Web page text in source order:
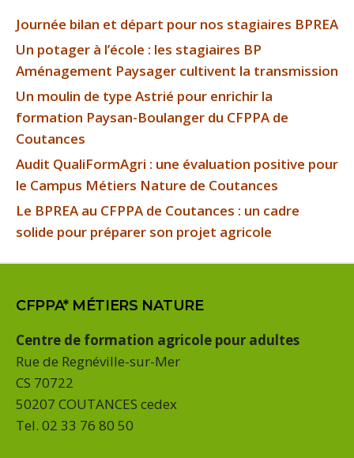
Journée bilan et départ pour nos stagiaires BPREA
Un potager à l’école : les stagiaires BP
Aménagement Paysager cultivent la transmission
Un moulin de type Astrié pour enrichir la
formation Paysan-Boulanger du CFPPA de
Coutances
Audit QualiFormAgri : une évaluation positive pour
le Campus Métiers Nature de Coutances
Le BPREA au CFPPA de Coutances : un cadre
solide pour préparer son projet agricole
CFPPA* MÉTIERS NATURE
Centre de formation agricole pour adultes
Rue de Regnéville-sur-Mer
CS 70722
50207 COUTANCES cedex
Tel. 02 33 76 80 50